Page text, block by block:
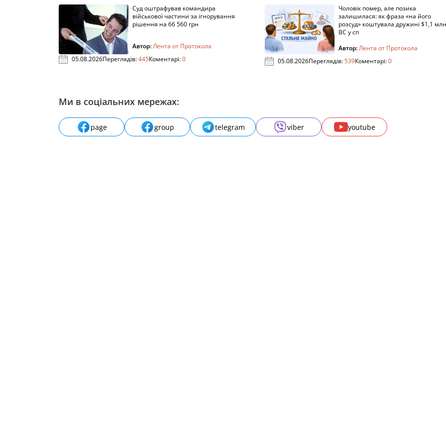
Суд оштрафував командира
військової частини за ігнорування
рішення на 66 560 грн
Автор:Лента от Протокола
05.08.2026Переглядів:445Коментарі:0
Чоловік помер, але позика
залишилася: як фраза «на його
розсуд» коштувала дружині $1,1
ВС у сп
Автор:Лента от Протокола
05.08.2026Переглядів:539Коментарі:0
Ми в соціальних мережах:
page group telegram viber youtube